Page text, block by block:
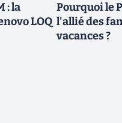
: la
LOQ
Pourquoi le
l'allié des
vacances ?